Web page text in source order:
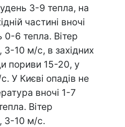
3-9 тепла, на
частині вночі
6 тепла. Вітер
3-10 м/с, в західних
пориви 15-20, у
У Києві опадів не
вночі 1-7
Вітер
3-10 м/с.